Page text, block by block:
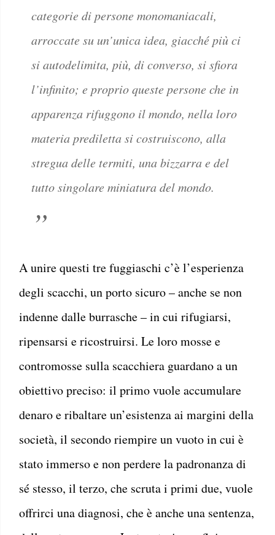
categorie di persone monomaniacali,
arroccate su un’unica idea, giacché più ci
si autodelimita, più, di converso, si sfiora
l’infinito; e proprio queste persone che in
apparenza rifuggono il mondo, nella loro
materia prediletta si costruiscono, alla
stregua delle termiti, una bizzarra e del
tutto singolare miniatura del mondo.
A unire questi tre fuggiaschi c’è l’esperienza
degli scacchi, un porto sicuro – anche se non
indenne dalle burrasche – in cui rifugiarsi,
ripensarsi e ricostruirsi. Le loro mosse e
contromosse sulla scacchiera guardano a un
obiettivo preciso: il primo vuole accumulare
denaro e ribaltare un’esistenza ai margini della
società, il secondo riempire un vuoto in cui è
stato immerso e non perdere la padronanza di
sé stesso, il terzo, che scruta i primi due, vuole
offrirci una diagnosi, che è anche una sentenza,